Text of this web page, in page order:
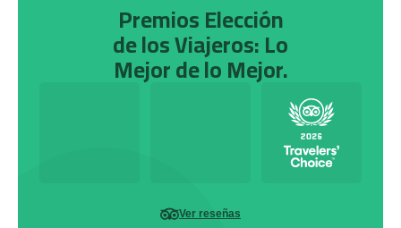
Premios Elección
de los Viajeros: Lo
Mejor de lo Mejor.
Ver reseñas